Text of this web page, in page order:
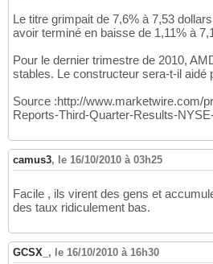
Le titre grimpait de 7,6% à 7,53
avoir terminé en baisse de 1,11% à
Pour le dernier trimestre de 2010,
stables. Le constructeur sera-t-il aidé
Source :http://www.marketwire.com/
Reports-Third-Quarter-Results-
camus3, le 16/10/2010 à 03h25
Facile , ils virent des gens et
des taux ridiculement bas.
GCSX_ , le 16/10/2010 à 16h30